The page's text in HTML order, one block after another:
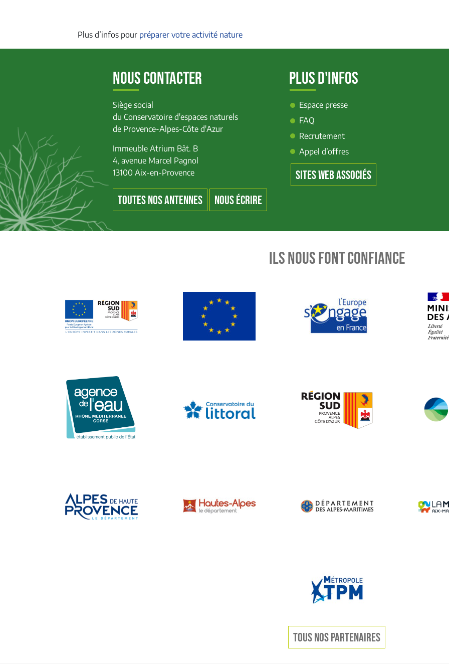
Plus d’infos pour préparer votre activité nature
NOUS CONTACTER
Siège social
du Conservatoire d'espaces naturels
de Provence-Alpes-Côte d'Azur
Immeuble Atrium Bât. B
4, avenue Marcel Pagnol
13100 Aix-en-Provence
TOUTES NOS ANTENNES NOUS ÉCRIRE
PLUS D'INFOS
Espace presse
FAQ
Recrutement
Appel d’offres
SITES WEB ASSOCIÉS
ILS NOUS FONT CONFIANCE
TOUS NOS PARTENAIRES